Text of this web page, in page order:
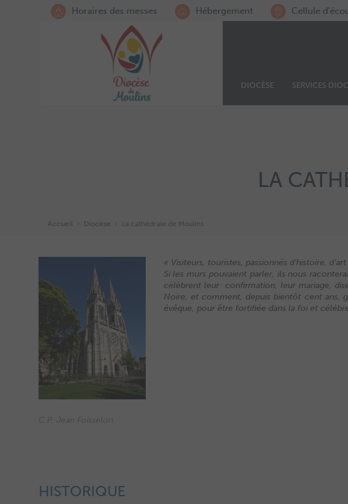
Horaires des messes Hébergement Cellule
DIOCÈSE SERVICES
LA
Accueil Diocèse La cathédrale de Moulins
« Visiteurs, touristes, passionnés d’histoire,
Si les murs pouvaient parler, ils nous
célèbrent leur confirmation, leur mariage,
Noire, et comment, depuis bientôt cent ans,
évêque, pour être fortifiée dans la foi et
HISTORIQUE